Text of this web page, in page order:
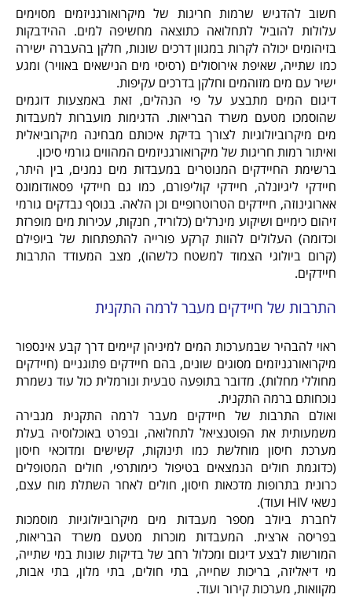
חשוב להדגיש שרמות חריגות של מיקרואורגניזמים מסוימים
עלולות להוביל לתחלואה כתוצאה מחשיפה למים. ההידבקות
בזיהומים יכולה לקרות במגוון דרכים שונות, חלקן בהעברה ישירה
כמו שתייה, שאיפת אירוסולים (רסיסי מים הנישאים באוויר) ומגע
ישיר עם מים מזוהמים וחלקן בדרכים עקיפות.
דיגום המים מתבצע על פי הנהלים, זאת באמצעות דוגמים
שהוסמכו מטעם משרד הבריאות. הדגימות מועברות למעבדות
מים מיקרוביולוגיות לצורך בדיקת איכותם מבחינה מיקרוביאלית
ואיתור רמות חריגות של מיקרואורגניזמים המהווים גורמי סיכון.
ברשימת החיידקים המנוטרים במעבדות מים נמנים, בין היתר,
חיידקי ליגיונלה, חיידקי קוליפורם, כמו גם חיידקי פסאודומונס
אארוגינוזה, חיידקים הטרוטרופיים וכן הלאה. בנוסף נבדקים גורמי
זיהום כימיים ושיקוע מינרלים (כלוריד, חנקות, עכירות מים מופרזת
וכדומה) העלולים להוות קרקע פורייה להתפתחות של ביופילם
(קרום ביולוגי הצמוד למשטח כלשהו), מצב המעודד התרבות
חיידקים.
התרבות של חיידקים מעבר לרמה התקנית
ראוי להבהיר שבמערכות המים למיניהן קיימים דרך קבע אינספור
מיקרואורגניזמים מסוגים שונים, בהם חיידקים פתוגניים (חיידקים
מחוללי מחלות). מדובר בתופעה טבעית ונורמלית כול עוד נשמרת
נוכחותם ברמה התקנית.
ואולם התרבות של חיידקים מעבר לרמה התקנית מגבירה
משמעותית את הפוטנציאל לתחלואה, ובפרט באוכלוסיה בעלת
מערכת חיסון מוחלשת כמו תינוקות, קשישים ומדוכאי חיסון
(כדוגמת חולים הנמצאים בטיפול כימותרפי, חולים המטופלים
כרונית בתרופות מדכאות חיסון, חולים לאחר השתלת מוח עצם,
נשאי HIV ועוד).
לחברת ביולב מספר מעבדות מים מיקרוביולוגיות מוסמכות
בפריסה ארצית. המעבדות מוכרות מטעם משרד הבריאות,
המורשות לבצע דיגום ומכלול רחב של בדיקות שונות במי שתייה,
מי דיאליזה, בריכות שחייה, בתי חולים, בתי מלון, בתי אבות,
מקוואות, מערכות קירור ועוד.